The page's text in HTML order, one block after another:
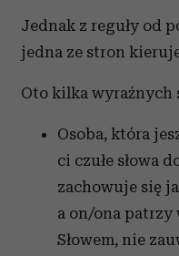
Jednak z reguły od
jedna ze stron
Oto kilka wyraźnych
Osoba, która
ci czułe słowa
zachowuje się
a on/ona
Słowem, nie